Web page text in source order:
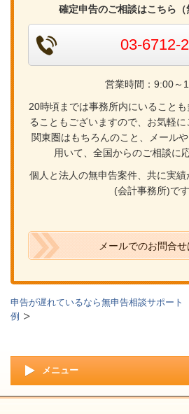
確定申告のご相談はこちら（
03-6712-
営業時間：9:00～
20時頃までは事務所内にいること
ることもございますので、お気軽に
関東圏はもちろんのこと、メール
用いて、全国からのご相談に
個人と法人の無申告案件、共に実
(会計事務所)です
メールでのお問合
申告が遅れているなら無申告相談サポート
例
メニュー